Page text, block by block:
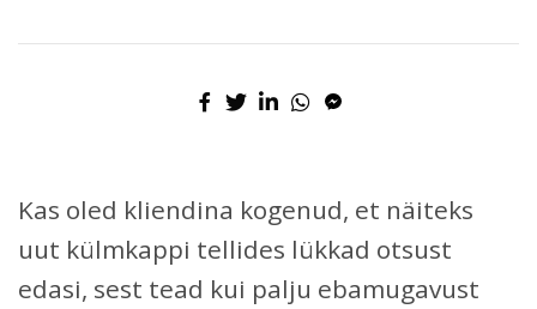
Kas oled kliendina kogenud, et näiteks
uut külmkappi tellides lükkad otsust
edasi, sest tead kui palju ebamugavust